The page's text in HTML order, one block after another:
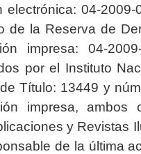
04-2009-
de la Reserva de
impresa: 04-2009-
por el Instituto
Título: 13449 y
impresa, ambos
y Revistas
de la última